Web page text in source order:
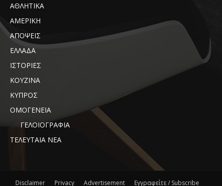
ΑΘΛΗΤΙΚΑ
ΑΜΕΡΙΚΗ
ΑΠΟΨΕΙΣ
ΕΛΛΑΔΑ
ΙΣΤΟΡΙΕΣ
ΚΟΥΖΙΝΑ
ΚΥΠΡΟΣ
ΟΜΟΓΕΝΕΙΑ
ΓΕΛΟΙΟΓΡΑΦΙΑ
ΤΕΛΕΥΤΑΙΑ ΝΕΑ
Disclaimer Privacy Advertisement Εγγραφείτε / Subscribe